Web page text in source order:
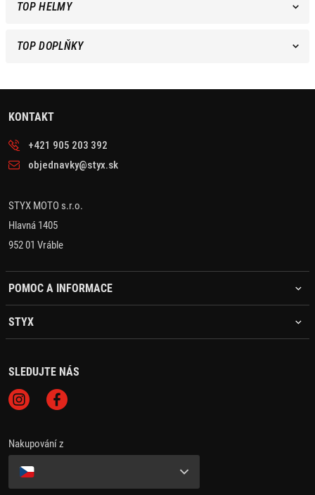
TOP HELMY
TOP DOPLŇKY
KONTAKT
+421 905 203 392
objednavky@styx.sk
STYX MOTO s.r.o.
Hlavná 1405
952 01 Vráble
POMOC A INFORMACE
STYX
SLEDUJTE NÁS
Nakupování z